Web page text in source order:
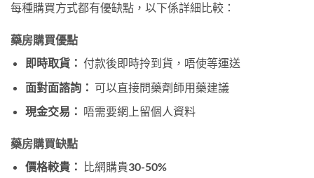
每種購買方式都有優缺點，以下係詳細比較：
藥房購買優點
即時取貨： 付款後即時拎到貨，唔使等運送
面對面諮詢： 可以直接問藥劑師用藥建議
現金交易： 唔需要網上留個人資料
藥房購買缺點
價格較貴：
比網購貴30-50%